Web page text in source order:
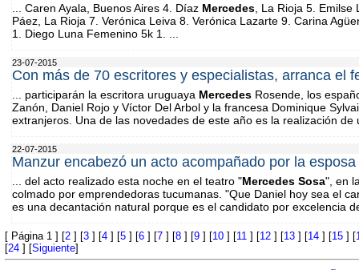
... Caren Ayala, Buenos Aires 4. Díaz Mercedes , La Rioja 5.
Páez, La Rioja 7. Verónica Leiva 8. Verónica Lazarte 9. Carina
1. Diego Luna Femenino 5k 1. ...
23-07-2015
Con más de 70 escritores y especialistas, arranca el
... participarán la escritora uruguaya Mercedes Rosende, los
Zanón, Daniel Rojo y Víctor Del Arbol y la francesa Dominique
extranjeros. Una de las novedades de este año es la realización
22-07-2015
Manzur encabezó un acto acompañado por la
... del acto realizado esta noche en el teatro "Mercedes Sosa", en
colmado por emprendedoras tucumanas. "Que Daniel hoy sea el
es una decantación natural porque es el candidato por excelencia
[ Página 1 ] [2 ] [3 ] [4 ] [5 ] [6 ] [7 ] [8 ] [9 ] [10 ] [11 ] [12 ] [13 ] [14 ] [15 ] [
[24 ] [Siguiente]